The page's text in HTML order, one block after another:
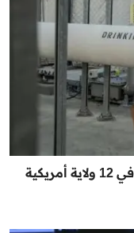
هجمات سيبرانية تضرب أنظمة المياه في 12 ولاية أمريكية